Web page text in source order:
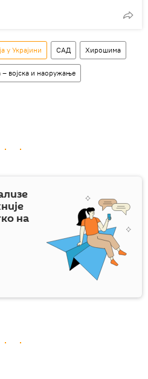
у Украјини САД Хирошима
– војска и наоружање
на